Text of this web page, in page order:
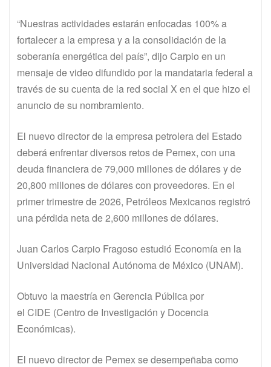
“Nuestras actividades estarán enfocadas 100% a
fortalecer a la empresa y a la consolidación de la
soberanía energética del país”, dijo Carpio en un
mensaje de video difundido por la mandataria federal a
través de su cuenta de la red social X en el que hizo el
anuncio de su nombramiento.
El nuevo director de la empresa petrolera del Estado
deberá enfrentar diversos retos de Pemex, con una
deuda financiera de 79,000 millones de dólares y de
20,800 millones de dólares con proveedores. En el
primer trimestre de 2026, Petróleos Mexicanos registró
una pérdida neta de 2,600 millones de dólares.
Juan Carlos Carpio Fragoso estudió Economía en la
Universidad Nacional Autónoma de México (UNAM).
Obtuvo la maestría en Gerencia Pública por
el CIDE (Centro de Investigación y Docencia
Económicas).
El nuevo director de Pemex se desempeñaba como